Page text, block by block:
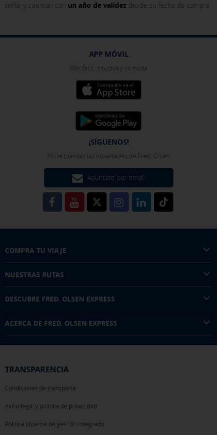
tarifa, y cuentan con un año de validez desde su fecha de compra.
APP MÓVIL
Más fácil, intuitiva y cómoda
¡SÍGUENOS!
No te pierdas las novedades de Fred. Olsen
Apúntate por email
COMPRA TU VIAJE
NUESTRAS RUTAS
DESCUBRE FRED. OLSEN EXPRESS
ACERCA DE FRED. OLSEN EXPRESS
TRANSPARENCIA
Condiciones de transporte
Aviso legal y política de privacidad
Política sistema de gestión integrado
política de cookies